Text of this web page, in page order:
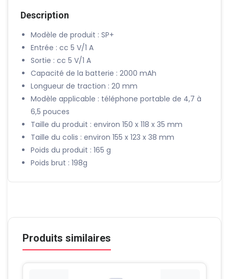
PUBGDescription
Modèle de produit : SP+
Entrée : cc 5 V/1 A
Sortie : cc 5 V/1 A
Capacité de la batterie : 2000 mAh
Longueur de traction : 20 mm
Modèle applicable : téléphone portable de 4,7 à
6,5 pouces
Taille du produit : environ 150 x 118 x 35 mm
Taille du colis : environ 155 x 123 x 38 mm
Poids du produit : 165 g
Poids brut : 198g
Produits similaires